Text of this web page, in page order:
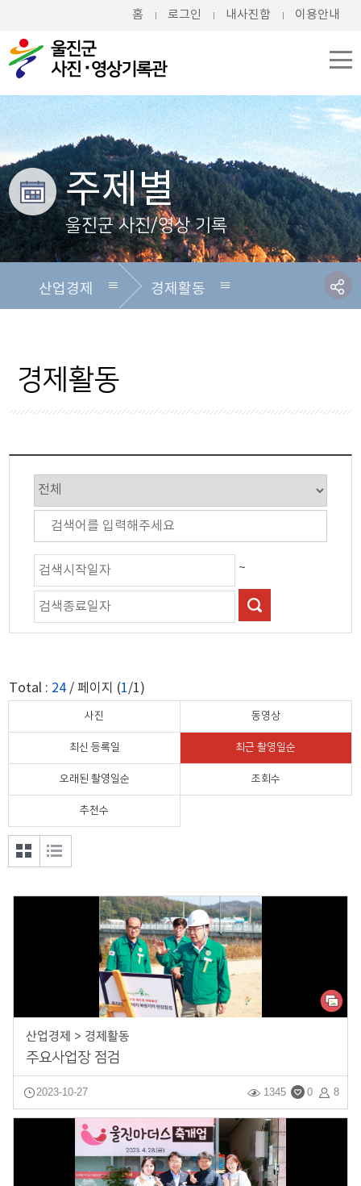
홈 로그인 내사진함 이용안내
주제별
울진군 사진/영상 기록
산업경제
군정행정
보건복지
교육과학
문화체육
관광
자연경관
정치외교
울진의 맛
경제활동
경제활동
원자력
경제활동
~
Total : 24 / 페이지 (1/1)
사진 동영상
최신 등록일 최근 촬영일순
오래된 촬영일순 조회수
추천수
리형 형 보
산업경제 > 경제활동
주요사업장 점검
2023-10-27 8
0
1345